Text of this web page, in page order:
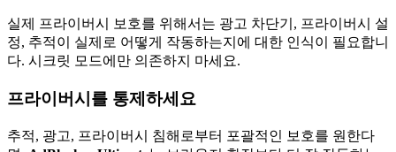
실제 프라이버시 보호를 위해서는 광고 차단기, 프라이버시 설
정, 추적이 실제로 어떻게 작동하는지에 대한 인식이 필요합니
다. 시크릿 모드에만 의존하지 마세요.
프라이버시를 통제하세요
추적, 광고, 프라이버시 침해로부터 포괄적인 보호를 원한다